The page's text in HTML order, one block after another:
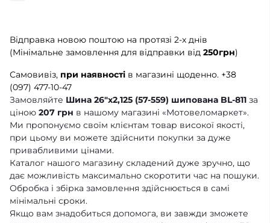
Відправка новою поштою на протязі 2-х днів
(Мінімальне замовлення для відправки від 250грн)
Самовивіз, при наявності в магазині щоденно. +38
(097) 477-10-47
Замовляйте Шина 26"х2,125 (57-559) шипована BL-811 за
ціною 207 грн в нашому магазині «Мотовеломаркет».
Ми пропонуємо своїм клієнтам товар високої якості,
при цьому ви можете здійснити покупки за дуже
привабливими цінами.
Каталог нашого магазину складений дуже зручно, що
дає можливість максимально скоротити час на пошуки.
Обробка і збірка замовлення здійснюється в самі
мінімальні сроки.
Якщо вам знадобиться допомога, ви завжди зможете